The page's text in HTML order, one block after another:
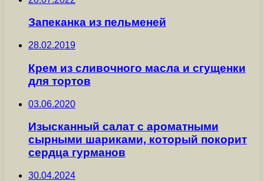
Запеканка из пельменей
28.02.2019
Крем из сливочного масла и сгущенки
для тортов
03.06.2020
Изысканный салат с ароматными
сырными шариками, который покорит
сердца гурманов
30.04.2024